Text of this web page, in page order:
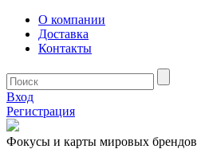
О компании
Доставка
Контакты
Вход
Регистрация
Фокусы и карты мировых брендов